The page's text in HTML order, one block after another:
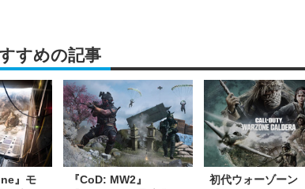
すめの記事
』モ
『CoD: MW2』
初代ウォーゾーン